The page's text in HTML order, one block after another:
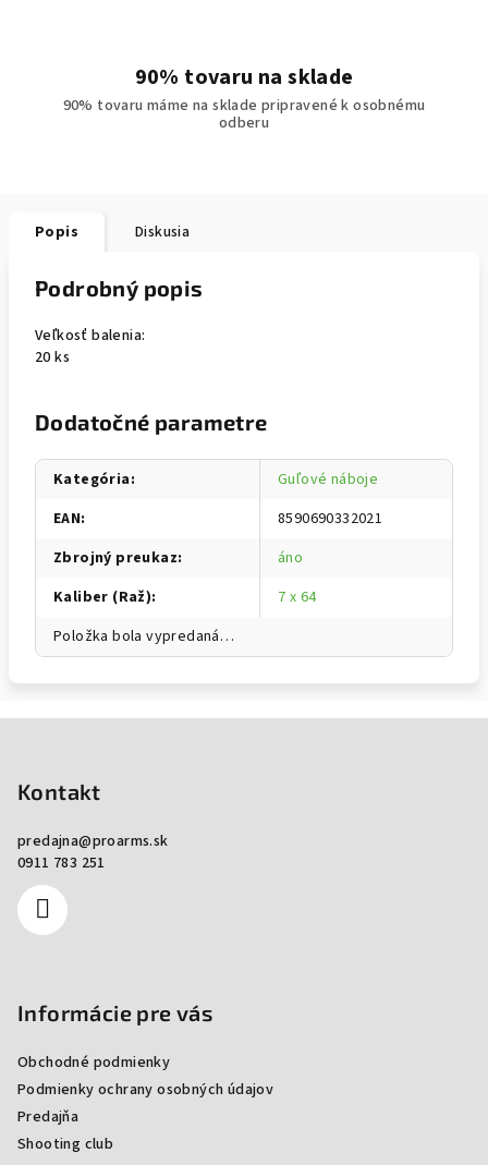
90% tovaru na sklade
90% tovaru máme na sklade pripravené k osobnému
odberu
Popis Diskusia
Podrobný popis
Veľkosť balenia:
20 ks
Dodatočné parametre
Kategória:
Guľové náboje
EAN:
8590690332021
Zbrojný preukaz:
áno
Kaliber (Raž):
7 x 64
Položka bola vypredaná…
Kontakt
predajna@proarms.sk
0911 783 251
Informácie pre vás
Obchodné podmienky
Podmienky ochrany osobných údajov
Predajňa
Shooting club